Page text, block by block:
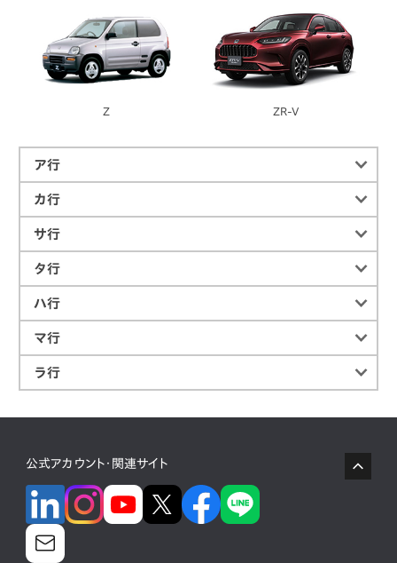
Z ZR-V
ア行
カ行
サ行
タ行
ハ行
マ行
ラ行
公式アカウント・関連サイト